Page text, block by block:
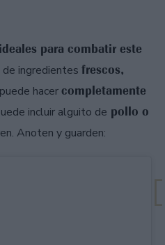
ideales para combatir este
de ingredientes frescos,
hacercompletamente
incluir alguito de pollo o
Anoten y guarden: